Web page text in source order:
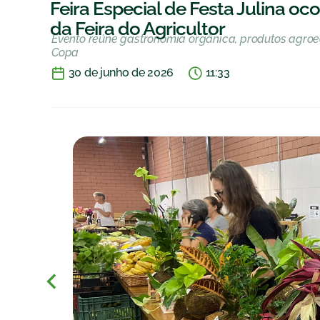
Feira Especial de Festa Julina
da Feira do Agricultor
Evento reúne gastronomia orgânica, produtos
Copa
30 de junho de 2026
11:33